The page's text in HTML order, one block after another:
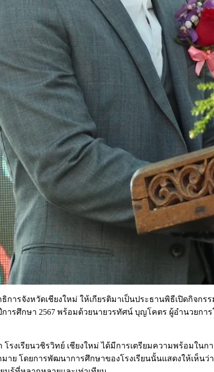
ารจังหวัดเชียงใหม่ ให้เกียรติมาเป็นประธานพิธีเปิดกิจก
จำปีการศึกษา 2567 พร้อมด้วยนายวรทัศน์ บุญโคตร ผู้อำนว
รงเรียนวชิรวิทย์ เชียงใหม่ ได้มีการเตรียมความพร้อมใ
ย โดยการพัฒนาการศึกษาของโรงเรียนนั้นแสดงให้เห็นว่